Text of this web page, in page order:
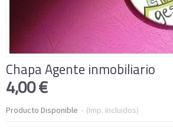
Chapa Agente inmobiliario
4,00 €
Producto Disponible - (Imp. Incluidos)